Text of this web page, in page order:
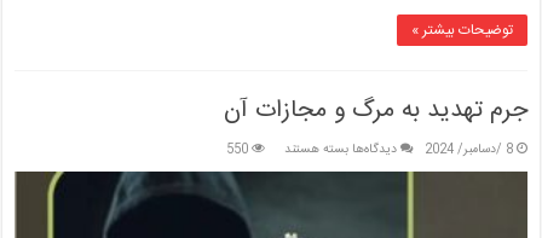
توضیحات بیشتر »
جرم تهدید به مرگ و مجازات آن
8 /دسامبر/ 2024 دیدگاه‌هابرای
جرم
بسته هستند 550